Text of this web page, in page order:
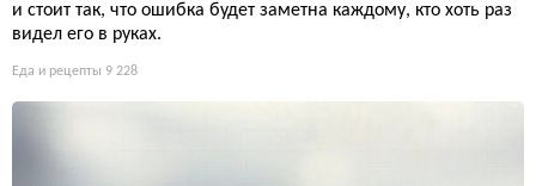
и стоит так, что ошибка будет заметна каждому, кто хоть раз
видел его в руках.
Еда и рецепты 9 228